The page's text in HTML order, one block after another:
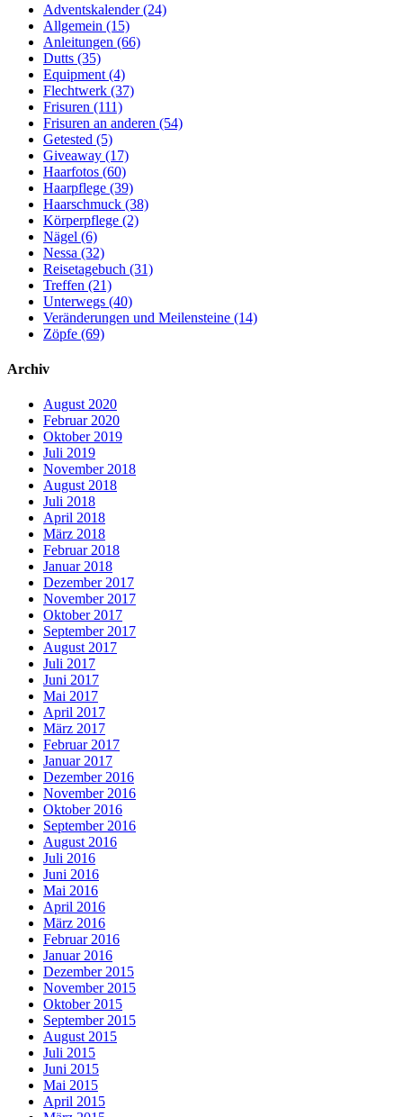
Adventskalender (24)
Allgemein (15)
Anleitungen (66)
Dutts (35)
Equipment (4)
Flechtwerk (37)
Frisuren (111)
Frisuren an anderen (54)
Getested (5)
Giveaway (17)
Haarfotos (60)
Haarpflege (39)
Haarschmuck (38)
Körperpflege (2)
Nägel (6)
Nessa (32)
Reisetagebuch (31)
Treffen (21)
Unterwegs (40)
Veränderungen und Meilensteine (14)
Zöpfe (69)
Archiv
August 2020
Februar 2020
Oktober 2019
Juli 2019
November 2018
August 2018
Juli 2018
April 2018
März 2018
Februar 2018
Januar 2018
Dezember 2017
November 2017
Oktober 2017
September 2017
August 2017
Juli 2017
Juni 2017
Mai 2017
April 2017
März 2017
Februar 2017
Januar 2017
Dezember 2016
November 2016
Oktober 2016
September 2016
August 2016
Juli 2016
Juni 2016
Mai 2016
April 2016
März 2016
Februar 2016
Januar 2016
Dezember 2015
November 2015
Oktober 2015
September 2015
August 2015
Juli 2015
Juni 2015
Mai 2015
April 2015